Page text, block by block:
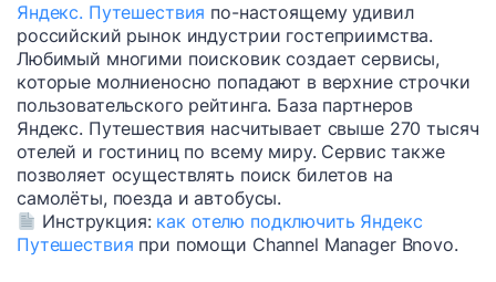
Яндекс. Путешествия по-настоящему удивил
российский рынок индустрии гостеприимства.
Любимый многими поисковик создает сервисы,
которые молниеносно попадают в верхние строчки
пользовательского рейтинга. База партнеров
Яндекс. Путешествия насчитывает свыше 270 тысяч
отелей и гостиниц по всему миру. Сервис также
позволяет осуществлять поиск билетов на
самолёты, поезда и автобусы.
Инструкция: как отелю подключить Яндекс
Путешествия при помощи Channel Manager Bnovo.